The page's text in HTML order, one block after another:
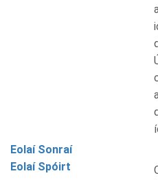
Eolaí Sonraí
Eolaí Spóirt